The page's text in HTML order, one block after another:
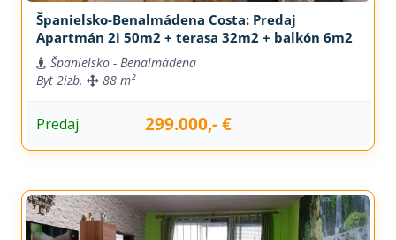
Španielsko-Benalmádena Costa: Predaj
Apartmán 2i 50m2 + terasa 32m2 + balkón 6m2
Španielsko - Benalmádena
Byt 2izb. 88 m²
Predaj 299.000,- €